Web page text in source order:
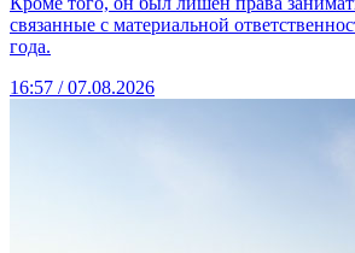
связанные с материальной
года.
16:57 / 07.08.2026